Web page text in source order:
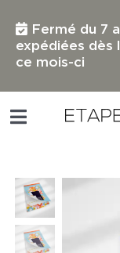
contenuFermé du 7
expédiées dès
ce mois-ci
Toggle
IMPRESSION